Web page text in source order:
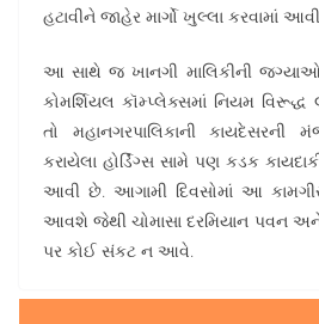
હટાવીને જાહેર માર્ગો ખુલ્લા કરવામાં
આ સાથે જ ખાનગી માલિકીની
કોમર્શિયલ કૉમ્પ્લેક્સમાં નિયમ
તો મહાનગરપાલિકાની કાયદેસરની
કરાયેલા હોર્ડિંગ્સ સામે પણ કડક
આવી છે. આગામી દિવસોમાં આ
આવશે જેથી ચોમાસા દરમિયાન પવન અને
પર કોઈ સંકટ ન આવે.